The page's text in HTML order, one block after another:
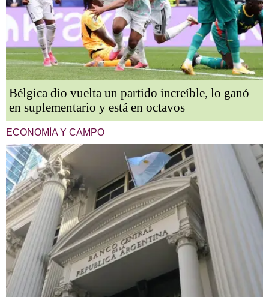
Bélgica dio vuelta un partido increíble, lo ganó
en suplementario y está en octavos
ECONOMÍA Y CAMPO